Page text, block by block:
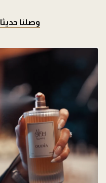
وصلنا حديثا